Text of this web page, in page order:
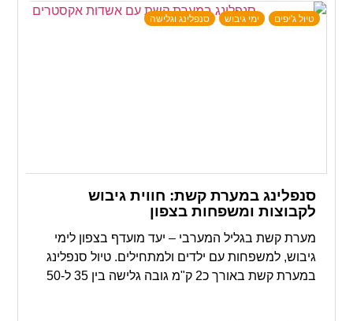
טיול ג'יפים ימי גיבוש סנפלינג וגלישה
סנפלינג במערת קשת: חווית גיבוש
לקבוצות ומשפחות בצפון
מערת קשת בגליל המערבי – יעד מועדף בצפון לימי
גיבוש, למשפחות עם ילדים ולמתחילים. טיול סנפלינג
במערת קשת באורך כ2 ק"מ גובה גלישה בין 35 ל-50